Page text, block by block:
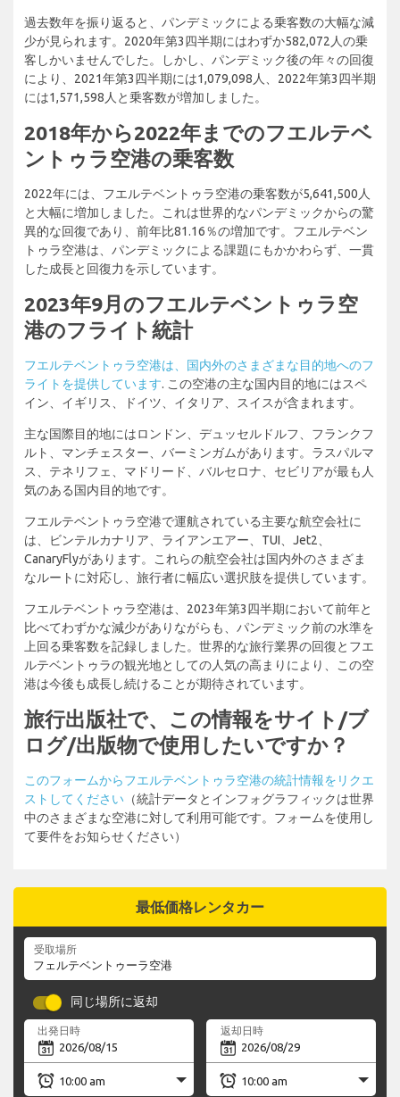
過去数年を振り返ると、パンデミックによる乗客数の大幅な減
少が見られます。2020年第3四半期にはわずか582,072人の乗
客しかいませんでした。しかし、パンデミック後の年々の回復
により、2021年第3四半期には1,079,098人、2022年第3四半期
には1,571,598人と乗客数が増加しました。
2018年から2022年までのフエルテベ
ントゥラ空港の乗客数
2022年には、フエルテベントゥラ空港の乗客数が5,641,500人
と大幅に増加しました。これは世界的なパンデミックからの驚
異的な回復であり、前年比81.16％の増加です。フエルテベン
トゥラ空港は、パンデミックによる課題にもかかわらず、一貫
した成長と回復力を示しています。
2023年9月のフエルテベントゥラ空
港のフライト統計
フエルテベントゥラ空港は、国内外のさまざまな目的地へのフ
ライトを提供しています. この空港の主な国内目的地にはスペ
イン、イギリス、ドイツ、イタリア、スイスが含まれます。
主な国際目的地にはロンドン、デュッセルドルフ、フランクフ
ルト、マンチェスター、バーミンガムがあります。ラスパルマ
ス、テネリフェ、マドリード、バルセロナ、セビリアが最も人
気のある国内目的地です。
フエルテベントゥラ空港で運航されている主要な航空会社に
は、ビンテルカナリア、ライアンエアー、TUI、Jet2、
CanaryFlyがあります。これらの航空会社は国内外のさまざま
なルートに対応し、旅行者に幅広い選択肢を提供しています。
フエルテベントゥラ空港は、2023年第3四半期において前年と
比べてわずかな減少がありながらも、パンデミック前の水準を
上回る乗客数を記録しました。世界的な旅行業界の回復とフエ
ルテベントゥラの観光地としての人気の高まりにより、この空
港は今後も成長し続けることが期待されています。
旅行出版社で、この情報をサイト/ブ
ログ/出版物で使用したいですか？
このフォームからフエルテベントゥラ空港の統計情報をリクエ
ストしてください （統計データとインフォグラフィックは世界
中のさまざまな空港に対して利用可能です。フォームを使用し
て要件をお知らせください）
最低価格レンタカー
受取場所
同じ場所に返却
出発日時 返却日時